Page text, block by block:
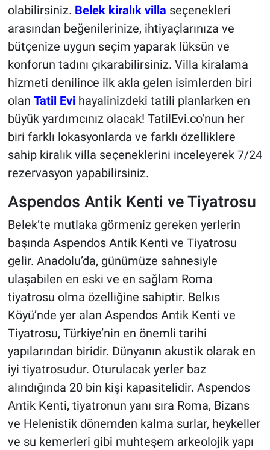
olabilirsiniz. Belek kiralık villa seçenekleri
arasından beğenilerinize, ihtiyaçlarınıza ve
bütçenize uygun seçim yaparak lüksün ve
konforun tadını çıkarabilirsiniz. Villa kiralama
hizmeti denilince ilk akla gelen isimlerden biri
olan Tatil Evihayalinizdeki tatili planlarken en
büyük yardımcınız olacak! TatilEvi.co‘nun her
biri farklı lokasyonlarda ve farklı özelliklere
sahip kiralık villa seçeneklerini inceleyerek 7/24
rezervasyon yapabilirsiniz.
Aspendos Antik Kenti ve Tiyatrosu
Belek’te mutlaka görmeniz gereken yerlerin
başında Aspendos Antik Kenti ve Tiyatrosu
gelir. Anadolu’da, günümüze sahnesiyle
ulaşabilen en eski ve en sağlam Roma
tiyatrosu olma özelliğine sahiptir. Belkıs
Köyü’nde yer alan Aspendos Antik Kenti ve
Tiyatrosu, Türkiye’nin en önemli tarihi
yapılarından biridir. Dünyanın akustik olarak en
iyi tiyatrosudur. Oturulacak yerler baz
alındığında 20 bin kişi kapasitelidir. Aspendos
Antik Kenti, tiyatronun yanı sıra Roma, Bizans
ve Helenistik dönemden kalma surlar, heykeller
ve su kemerleri gibi muhteşem arkeolojik yapı